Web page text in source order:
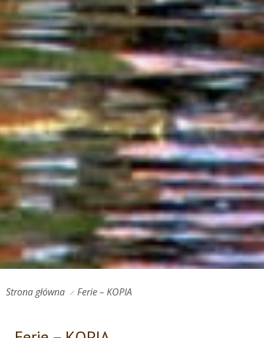
Strona główna Ferie – KOPIA